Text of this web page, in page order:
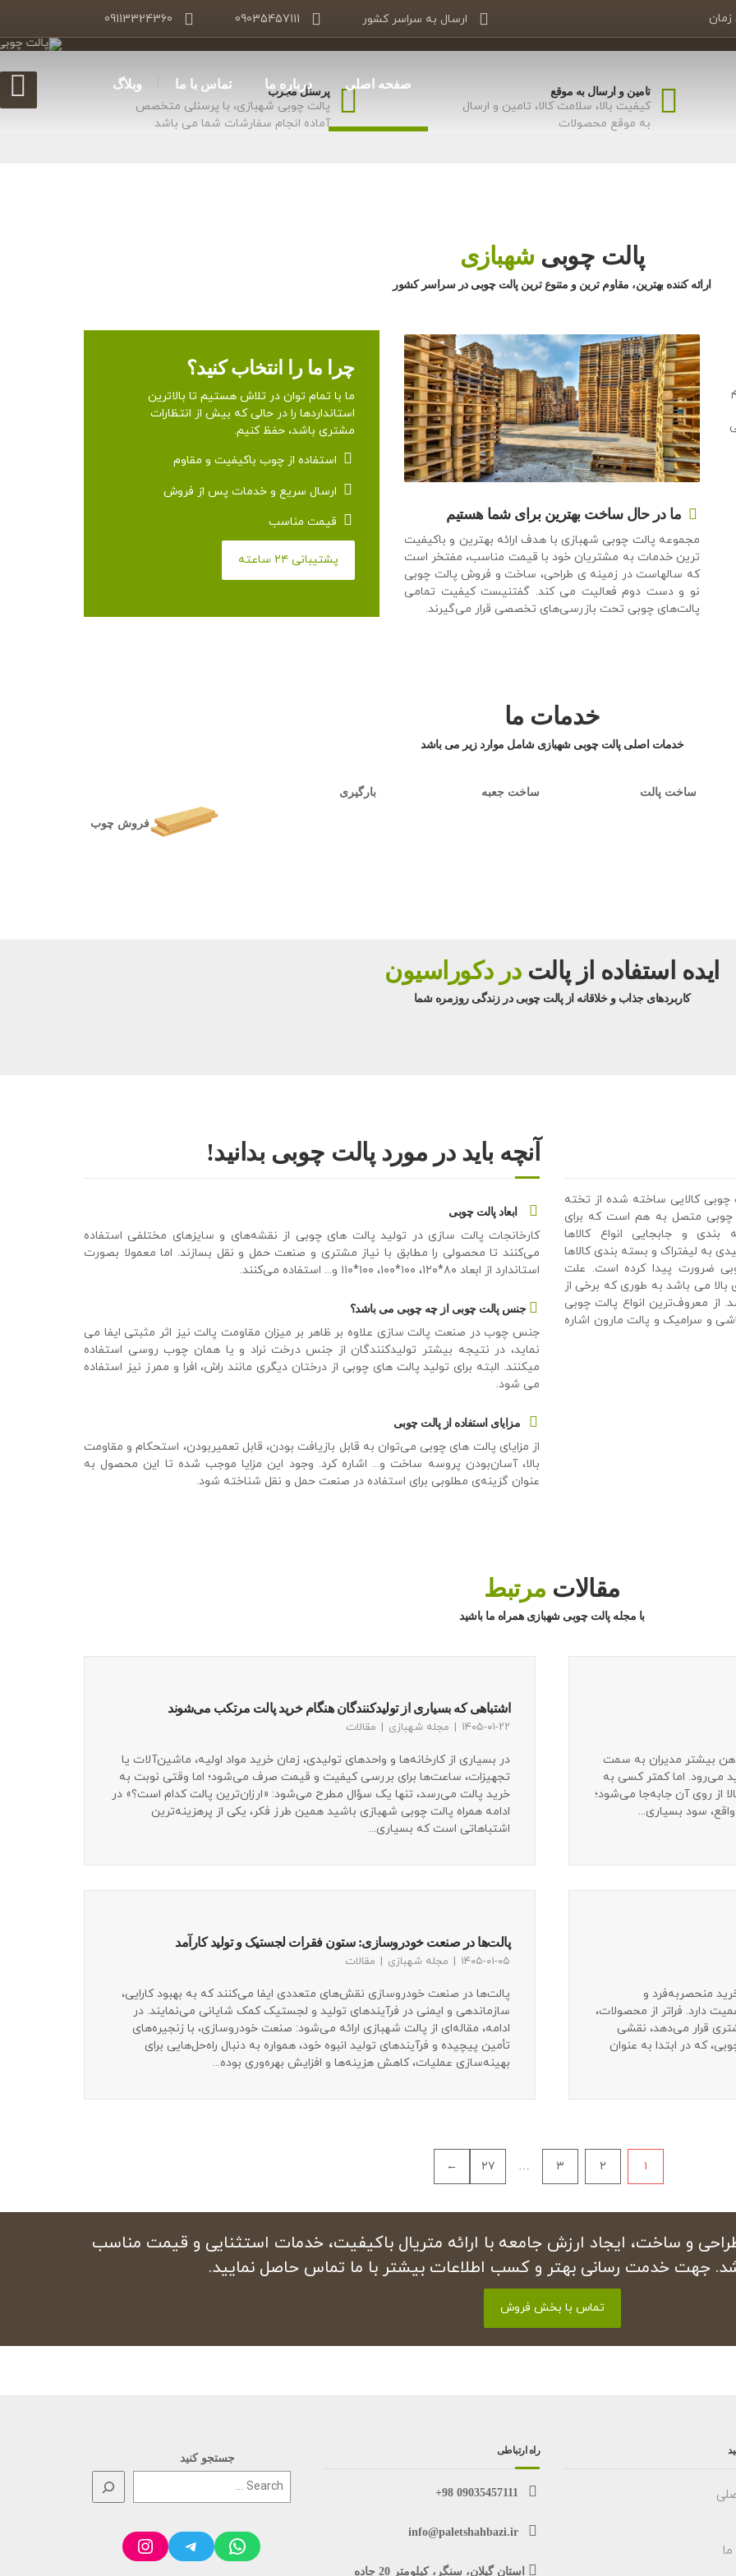
زمان ارسال به سراسر کشور 09035457111
09113324360
صفحه اصلی درباره ما تماس با ما وبلاگ تعادل و پایداری بالا
بواسطه اصحکاک کافی بین سطح پالت چوبی و کالا
پرسنل مجرب
پالت چوبی شهبازی، با پرسنلی متخصص
آماده انجام سفارشات شما می باشد
تامین و ارسال به موقع
کیفیت بالا، سلامت کالا، تامین و ارسال
به موقع محصولات
پالت چوبی شهبازی
ارائه کننده بهترین، مقاوم ترین و متنوع ترین پالت چوبی در سراسر کشور
چرا ما را انتخاب کنید؟
ما با تمام توان در تلاش هستیم تا بالاترین
استانداردها را در حالی که بیش از انتظارات
مشتری باشد، حفظ کنیم.
استفاده از چوب باکیفیت و مقاوم
ارسال سریع و خدمات پس از فروش
قیمت مناسب
پشتیبانی ۲۴ ساعته
ما در حال ساخت بهترین برای شما هستیم
مجموعه پالت چوبی شهبازی با هدف ارائه بهترین و باکیفیت
ترین خدمات به مشتریان خود با قیمت مناسب، مفتخر است
که سالهاست در زمینه ی طراحی، ساخت و فروش پالت چوبی
نو و دست دوم فعالیت می کند. گفتنیست کیفیت تمامی
پالت‌های چوبی تحت بازرسی‌های تخصصی قرار می‌گیرند.
خدمات ما
خدمات اصلی پالت چوبی شهبازی شامل موارد زیر می باشد
فروش چوب
بارگیری ساخت جعبه ساخت پالت
ایده استفاده از پالتدر دکوراسیون
کاربردهای جذاب و خلاقانه از پالت چوبی در زندگی روزمره شما
آنچه باید در مورد پالت چوبی بدانید!
ابعاد پالت چوبی
کارخانجات پالت سازی در تولید پالت های چوبی از نقشه‌های و سایزهای مختلفی استفاده
می‌کنند تا محصولی را مطابق با نیاز مشتری و صنعت حمل و نقل بسازند. اما معمولا بصورت
استاندارد از ابعاد ۸۰*۱۲۰، ۱۰۰*۱۰۰، ۱۰۰*۱۱۰ و... استفاده می‌کنند.
جنس پالت چوبی از چه چوبی می باشد؟
جنس چوب در صنعت پالت سازی علاوه بر ظاهر بر میزان مقاومت پالت نیز اثر مثبتی ایفا می
نماید، در نتیجه بیشتر تولیدکنندگان از جنس درخت نراد و یا همان چوب روسی استفاده
میکنند. البته برای تولید پالت های چوبی از درختان دیگری مانند راش، افرا و ممرز نیز استفاده
می شود.
مزایای استفاده از پالت چوبی
از مزایای پالت های چوبی می‌توان به قابل بازیافت ‌بودن، قابل تعمیربودن، استحکام و مقاومت
بالا، آسان‌بودن پروسه ساخت و... اشاره کرد. وجود این مزایا موجب شده تا این محصول به
عنوان گزینه‌ی مطلوبی برای استفاده در صنعت حمل و نقل شناخته شود.
چوبی کالایی ساخته شده از تخته
چوبی متصل به هم است که برای
بندی و جابجایی انواع کالاها
به لیفتراک و بسته بندی کالاها
ضرورت پیدا کرده است. علت
می باشد به طوری که برخی از
را دارا می باشد. از معروف‌ترین انواع پالت چوبی
و سرامیک و پالت مارون اشاره
مقالات مرتبط
با مجله پالت چوبی شهبازی همراه ما باشید
بیشتر مدیران به سمت
می‌رود. اما کمتر کسی به
از روی آن جابه‌جا می‌شود؛
سود بسیاری...
اشتباهی که بسیاری از تولیدکنندگان هنگام خرید پالت مرتکب می‌شوند
۱۴۰۵-۰۱-۲۲ مجله شهبازی مقالات
در بسیاری از کارخانه‌ها و واحدهای تولیدی، زمان خرید مواد اولیه، ماشین‌آلات یا
تجهیزات، ساعت‌ها برای بررسی کیفیت و قیمت صرف می‌شود؛ اما وقتی نوبت به
خرید پالت می‌رسد، تنها یک سؤال مطرح می‌شود: «ارزان‌ترین پالت کدام است؟» در
ادامه همراه پالت چوبی شهبازی باشید همین طرز فکر، یکی از پرهزینه‌ترین
اشتباهاتی است که بسیاری...
منحصربه‌فرد و
دارد. فراتر از محصولات،
قرار می‌دهد، نقشی
که در ابتدا به عنوان
پالت‌ها در صنعت خودروسازی: ستون فقرات لجستیک و تولید کارآمد
۱۴۰۵-۰۱-۰۵ مجله شهبازی مقالات
پالت‌ها در صنعت خودروسازی نقش‌های متعددی ایفا می‌کنند که به بهبود کارایی،
سازماندهی و ایمنی در فرآیندهای تولید و لجستیک کمک شایانی می‌نمایند. در
ادامه، مقاله‌ای از پالت شهبازی ارائه می‌شود: صنعت خودروسازی، با زنجیره‌های
تأمین پیچیده و فرآیندهای تولید انبوه خود، همواره به دنبال راه‌حل‌هایی برای
بهینه‌سازی عملیات، کاهش هزینه‌ها و افزایش بهره‌وری بوده...
۱ ۲ ۳ … ۲۷ ←
و ساخت، ایجاد ارزش جامعه با ارائه متریال باکیفیت، خدمات استثنایی و قیمت مناسب
جهت خدمت رسانی بهتر و کسب اطلاعات بیشتر با ما تماس حاصل نمایید.
تماس با بخش فروش
راه ارتباطی
09035457111 98+
info@paletshahbazi.ir
استان گیلان، سنگر، کیلومتر 20 جاده
جستجو کنید
WhatsApp
Telegram
Instagram